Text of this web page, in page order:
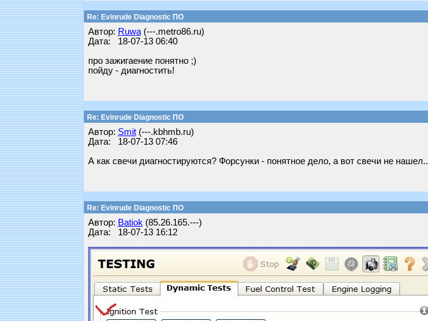
Re: Evinrude Diagnostic ПО
Автор: Ruwa(---.metro86.ru)
Дата: 18-07-13 06:40
про зажигаение понятно ;)
пойду - диагностить!
Re: Evinrude Diagnostic ПО
Автор: Smit(---.kbhmb.ru)
Дата: 18-07-13 07:46
А как свечи диагностируются? Форсунки - понятное дело, а вот свечи не нашел..
Re: Evinrude Diagnostic ПО
Автор: Batiok (85.26.165.---)
Дата: 18-07-13 16:12